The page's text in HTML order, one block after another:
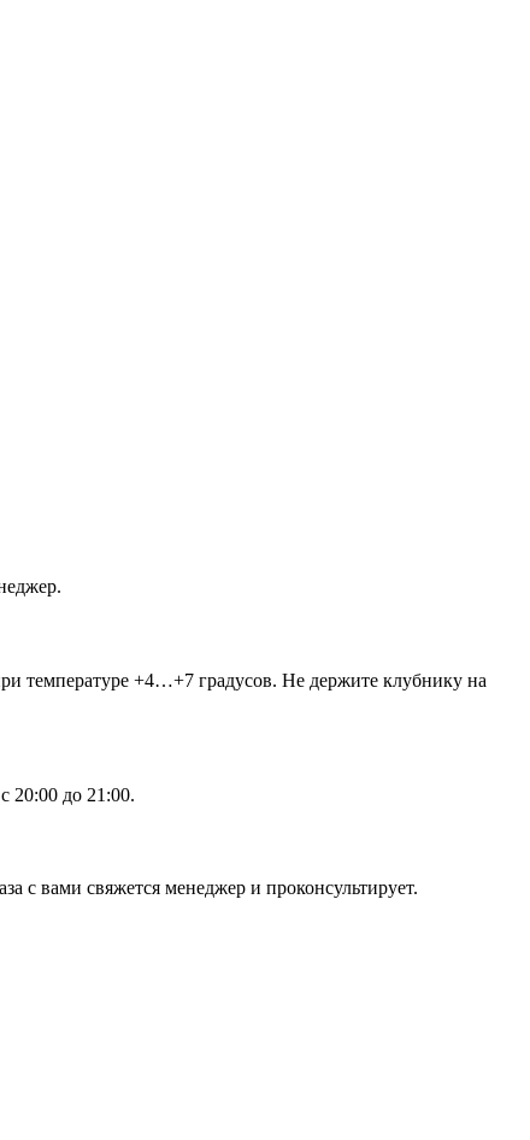
температуре +4…+7 градусов. Не держите клубнику на
20:00 до 21:00.
с вами свяжется менеджер и проконсультирует.